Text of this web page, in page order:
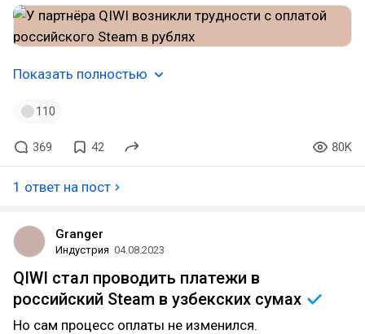
Показать полностью
110
369 42 80K
1 ответ на пост
Granger
Индустрия 04.08.2023
QIWI стал проводить платежи в
российский Steam в узбекских сумах
Но сам процесс оплаты не изменился.